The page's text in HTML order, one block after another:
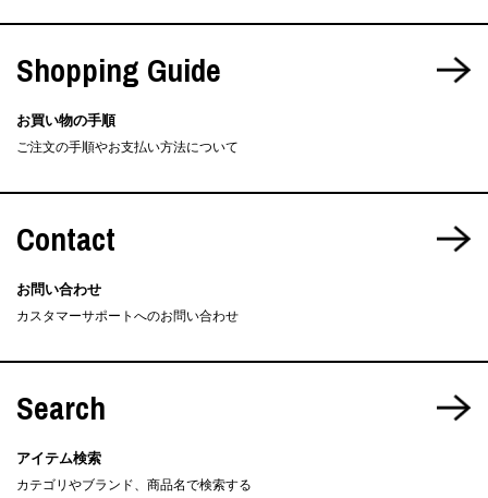
Shopping Guide
お買い物の手順
ご注文の手順やお支払い方法について
Contact
お問い合わせ
カスタマーサポートへのお問い合わせ
Search
アイテム検索
カテゴリやブランド、商品名で検索する